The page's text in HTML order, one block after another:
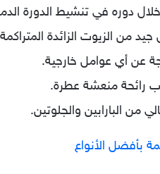
دوره في تنشيط الدورة
من الزيوت الزائدة
عن أي عوامل خارجية.
رائحة منعشة عطرة.
من البارابين والجلوتين.
بأفضل الأنواع